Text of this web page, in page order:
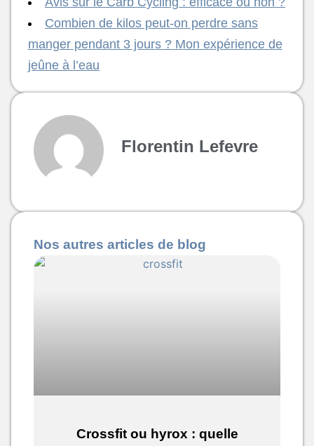
Combien de kilos peut-on perdre sans
manger pendant 3 jours ? Mon expérience de
jeûne à l’eau
Florentin Lefevre
Nos autres articles de blog
Crossfit ou hyrox : quelle